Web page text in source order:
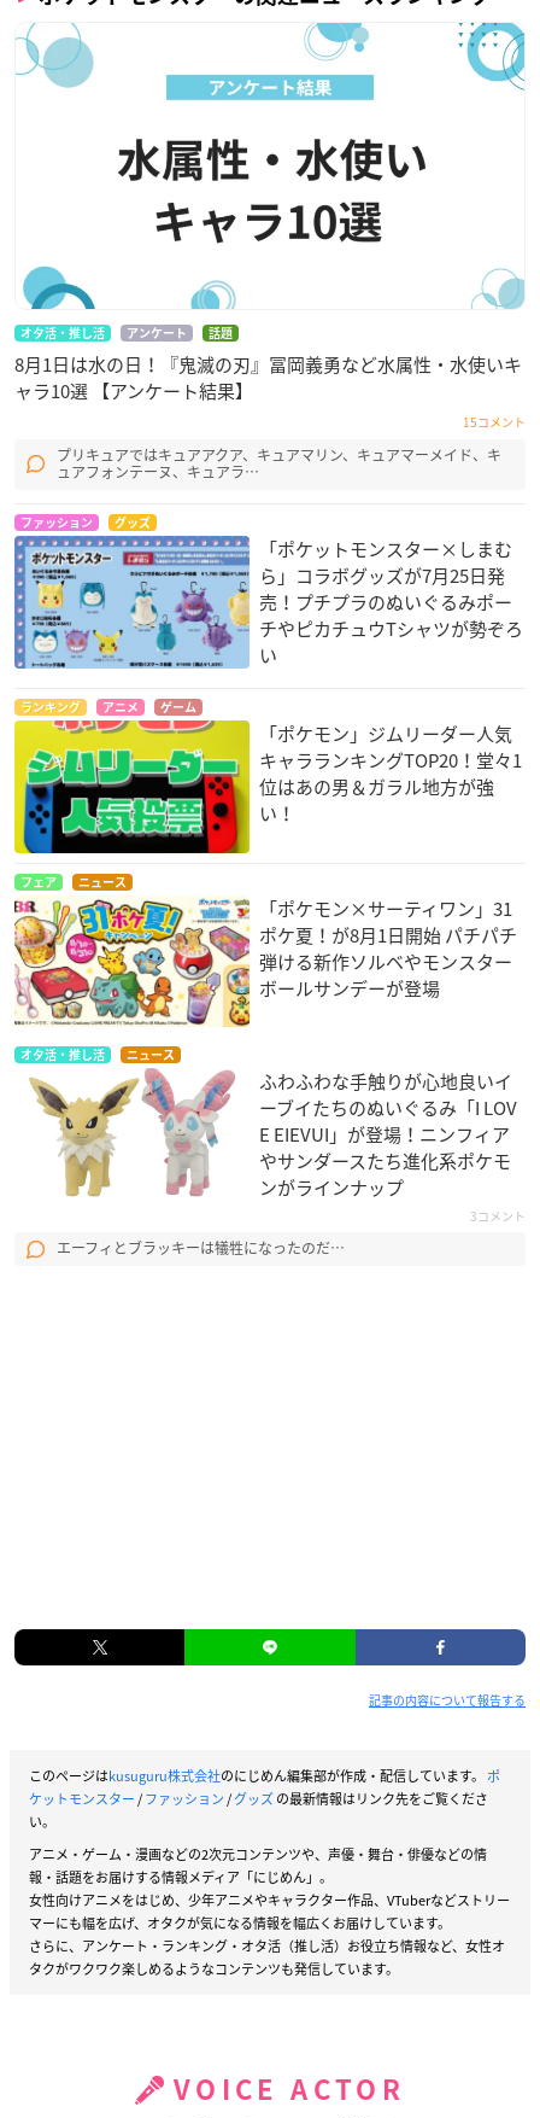
オタ活・推し活 アンケート 話題
8月1日は水の日！『鬼滅の刃』冨岡義勇など水属性・水使いキ
ャラ10選 【アンケート結果】
15コメント
プリキュアではキュアアクア、キュアマリン、キュアマーメイド、キ
ュアフォンテーヌ、キュアラ…
ファッション グッズ
「ポケットモンスター×しまむ
ら」コラボグッズが7月25日発
売！プチプラのぬいぐるみポー
チやピカチュウTシャツが勢ぞろ
い
ランキング アニメ ゲーム
「ポケモン」ジムリーダー人気
キャラランキングTOP20！堂々1
位はあの男＆ガラル地方が強
い！
フェア ニュース
「ポケモン×サーティワン」31
ポケ夏！が8月1日開始 パチパチ
弾ける新作ソルベやモンスター
ボールサンデーが登場
オタ活・推し活 ニュース
ふわふわな手触りが心地良いイ
ーブイたちのぬいぐるみ「I LOV
E EIEVUI」が登場！ニンフィア
やサンダースたち進化系ポケモ
ンがラインナップ
3コメント
エーフィとブラッキーは犠牲になったのだ…
記事の内容について報告する
このページはkusuguru株式会社のにじめん編集部が作成・配信しています。 ポ
ケットモンスター/ファッション/グッズの最新情報はリンク先をご覧くださ
い。
アニメ・ゲーム・漫画などの2次元コンテンツや、声優・舞台・俳優などの情
報・話題をお届けする情報メディア「にじめん」。
女性向けアニメをはじめ、少年アニメやキャラクター作品、VTuberなどストリー
マーにも幅を広げ、オタクが気になる情報を幅広くお届けしています。
さらに、アンケート・ランキング・オタ活（推し活）お役立ち情報など、女性オ
タクがワクワク楽しめるようなコンテンツも発信しています。
VOICE ACTOR